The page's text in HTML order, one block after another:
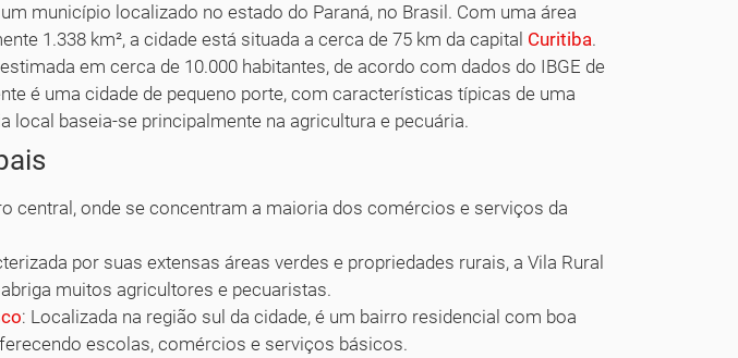
município localizado no estado do Paraná, no Brasil. Com uma área
1.338 km², a cidade está situada a cerca de 75 km da capital Curitiba.
em cerca de 10.000 habitantes, de acordo com dados do IBGE de
é uma cidade de pequeno porte, com características típicas de uma
local baseia-se principalmente na agricultura e pecuária.
central, onde se concentram a maioria dos comércios e serviços da
por suas extensas áreas verdes e propriedades rurais, a Vila Rural
muitos agricultores e pecuaristas.
: Localizada na região sul da cidade, é um bairro residencial com boa
escolas, comércios e serviços básicos.